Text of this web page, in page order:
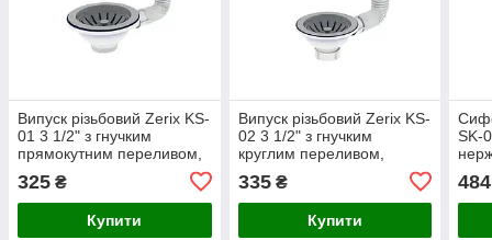
Випуск різьбовий Zerix KS-
01 3 1/2" з гнучким
прямокутним переливом,
325 ₴
Купити
Випуск різьбовий Zerix KS-
02 3 1/2" з гнучким
круглим переливом,
базальтопластиковий, для
мийки, діаметр 1/2"
335₴
Купити
SK-
484